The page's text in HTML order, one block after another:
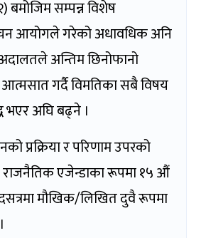
बमोजिम सम्पन्न विशेष
आयोगले गरेको अधावधिक अनि
अन्तिम छिनोफानो
गर्दै विमतिका सबै विषय
भएर अघि बढ्ने ।
प्रक्रिया र परिणाम उपरको
एजेन्डाका रूपमा १५ औं
मौखिक/लिखित दुवै रूपमा